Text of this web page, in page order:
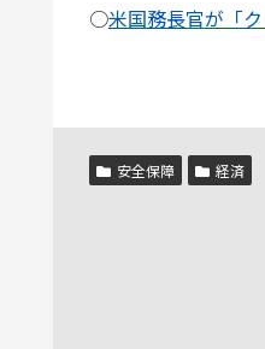
○米国務長官が「
安全保障 経済